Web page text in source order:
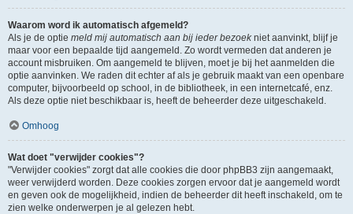
Waarom word ik automatisch afgemeld?
Als je de optie meld mij automatisch aan bij ieder bezoekniet aanvinkt, blijf je
maar voor een bepaalde tijd aangemeld. Zo wordt vermeden dat anderen je
account misbruiken. Om aangemeld te blijven, moet je bij het aanmelden die
optie aanvinken. We raden dit echter af als je gebruik maakt van een openbare
computer, bijvoorbeeld op school, in de bibliotheek, in een internetcafé, enz.
Als deze optie niet beschikbaar is, heeft de beheerder deze uitgeschakeld.
Omhoog
Wat doet "verwijder cookies"?
"Verwijder cookies" zorgt dat alle cookies die door phpBB3 zijn aangemaakt,
weer verwijderd worden. Deze cookies zorgen ervoor dat je aangemeld wordt
en geven ook de mogelijkheid, indien de beheerder dit heeft inschakeld, om te
zien welke onderwerpen je al gelezen hebt.